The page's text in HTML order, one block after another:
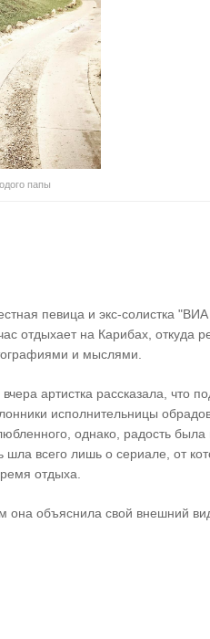
папы
певица и экс-солистка
отдыхает на Карибах, откуда
и мыслями.
вчера артистка рассказала, что
исполнительницы
однако, радость
шла всего лишь о сериале, от
отдыха.
она объяснила свой внешний